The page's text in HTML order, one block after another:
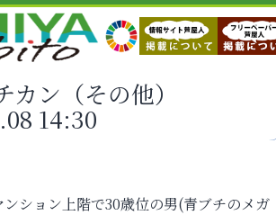
カン（その他）
14:30
ション上階で30歳位の男(青ブチのメガ